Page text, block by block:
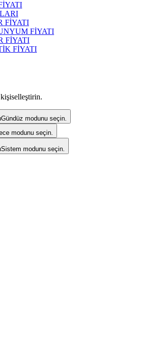
FİYATI
FİYATI
FİYATI
FİYATI
Gündüz modunu seçin.
modunu seçin.
Sistem modunu seçin.